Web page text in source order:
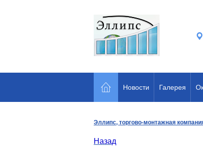
Новости Галерея
Эллипс, торгово-монтажная
Назад